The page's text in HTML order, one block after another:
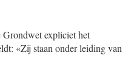
Grondwet expliciet het
«Zij staan onder leiding van